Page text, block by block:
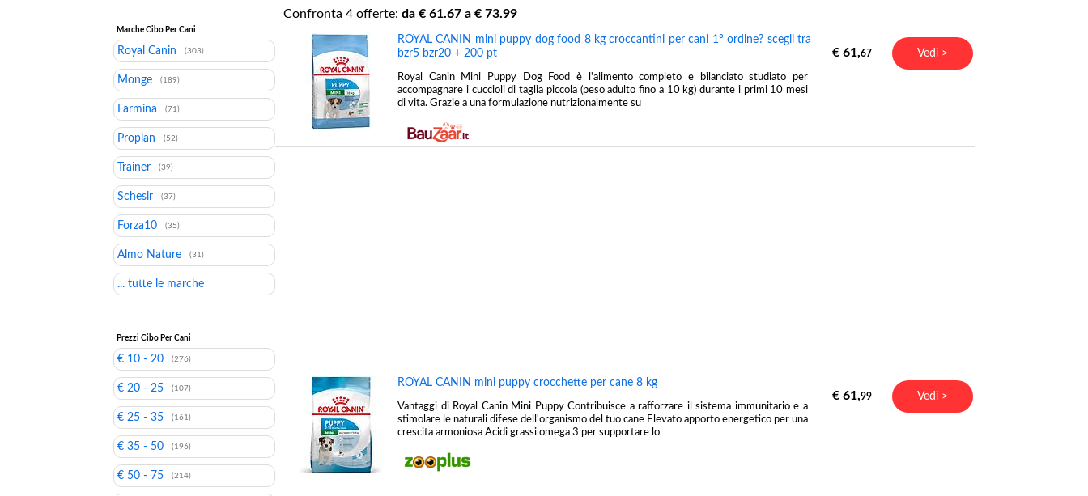
Marche Cibo Per Cani
Royal Canin (303)
Monge (189)
Farmina (71)
Proplan (52)
Trainer (39)
Schesir (37)
Forza10 (35)
Almo Nature (31)
... tutte le marche
Prezzi Cibo Per Cani
€ 10 - 20 (276)
€ 20 - 25 (107)
€ 25 - 35 (161)
€ 35 - 50 (196)
€ 50 - 75 (214)
Confronta 4 offerte: da € 61.67 a € 73.99
ROYAL CANIN mini puppy dog food 8 kg croccantini per cani 1° ordine? scegli tra
bzr5 bzr20 + 200 pt
Royal Canin Mini Puppy Dog Food è l'alimento completo e bilanciato studiato per
accompagnare i cuccioli di taglia piccola (peso adulto fino a 10 kg) durante i primi 10 mesi
di vita. Grazie a una formulazione nutrizionalmente su
€ 61,67 Vedi >
ROYAL CANIN mini puppy crocchette per cane 8 kg
Vantaggi di Royal Canin Mini Puppy Contribuisce a rafforzare il sistema immunitario e a
stimolare le naturali difese dell'organismo del tuo cane Elevato apporto energetico per una
crescita armoniosa Acidi grassi omega 3 per supportare lo
€ 61,99 Vedi >